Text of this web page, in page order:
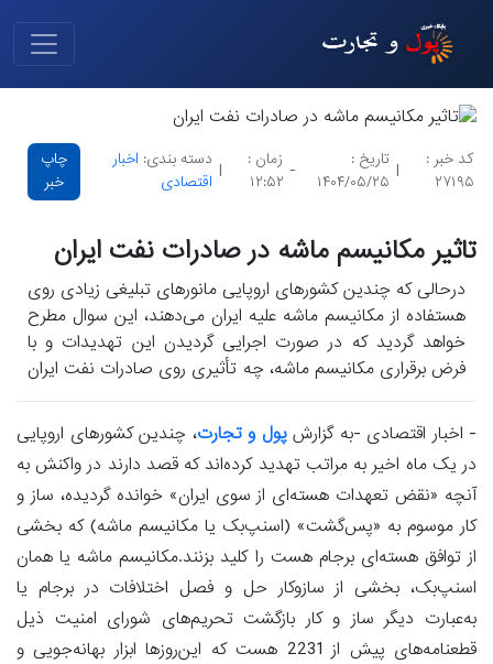
کد خبر :
۲۷۱۹۵
|
تاریخ :
۱۴۰۴/۰۵/۲۵
-
زمان :
۱۲:۵۲
|
دسته بندی: اخبار
اقتصادی
چاپ
خبر
تاثیر مکانیسم ماشه در صادرات نفت ایران
درحالی که چندین کشورهای اروپایی مانورهای تبلیغی زیادی روی
هستفاده از مکانیسم ماشه علیه ایران می‌دهند، این سوال مطرح
خواهد گردید که در صورت اجرایی گردیدن این تهدیدات و با
فرض برقراری مکانیسم ماشه، چه تأثیری روی صادرات نفت ایران
- اخبار اقتصادی -به گزارشپول و تجارت، چندین کشورهای اروپایی
در یک ماه اخیر به مراتب تهدید کرده‌اند که قصد دارند در واکنش به
آنچه «نقض تعهدات هسته‌ای از سوی ایران» خوانده گردیده، ساز و
کار موسوم به «پس‌گشت» (اسنپ‌بک یا مکانیسم ماشه) که بخشی
از توافق هسته‌ای برجام هست را کلید بزنند.مکانیسم ماشه یا همان
اسنپ‌بک، بخشی از سازوکار حل و فصل اختلافات در برجام یا
به‌عبارت دیگر ساز و کار بازگشت تحریم‌های شورای امنیت ذیل
قطعنامه‌های پیش از 2231 هست که این‌روزها ابزار بهانه‌جویی و